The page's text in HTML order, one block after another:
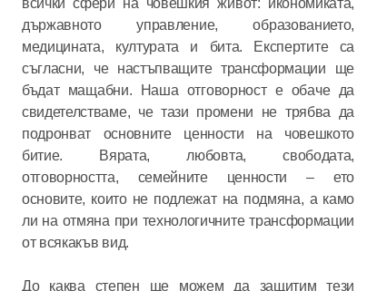
държавното управление, образованието,
медицината, културата и бита. Експертите са
съгласни, че настъпващите трансформации ще
бъдат мащабни. Наша отговорност е обаче да
свидетелстваме, че тази промени не трябва да
подронват основните ценности на човешкото
битие. Вярата, любовта, свободата,
отговорността, семейните ценности – ето
основите, които не подлежат на подмяна, а камо
ли на отмяна при технологичните трансформации
от всякакъв вид.
До каква степен ще можем да защитим тези